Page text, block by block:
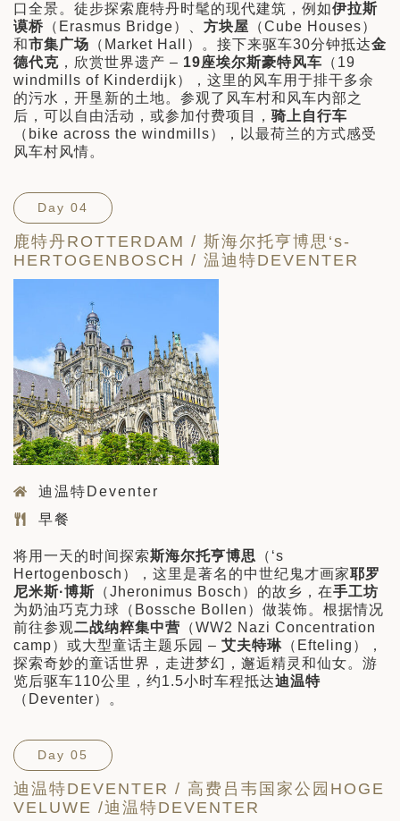
口全景。徒步探索鹿特丹时髦的现代建筑，例如伊拉斯
谟桥 （Erasmus Bridge）、 方块屋 （Cube Houses）
和市集广场 （Market Hall）。接下来驱车30分钟抵达金
德代克 ，欣赏世界遗产 – 19座埃尔斯豪特风车 （19
windmills of Kinderdijk），这里的风车用于排干多余
的污水，开垦新的土地。参观了风车村和风车内部之
后，可以自由活动，或参加付费项目， 骑上自行车
（bike across the windmills），以最荷兰的方式感受
风车村风情。
Day 04
鹿特丹ROTTERDAM / 斯海尔托亨博思‘s-
HERTOGENBOSCH / 温迪特DEVENTER
迪温特Deventer
早餐
将用一天的时间探索斯海尔托亨博思
（‘s
Hertogenbosch），这里是著名的中世纪鬼才画家耶罗
尼米斯·博斯 （Jheronimus Bosch）的故乡，在手工坊
为奶油巧克力球（Bossche Bollen）做装饰。根据情况
前往参观二战纳粹集中营 （WW2 Nazi Concentration
camp）或大型童话主题乐园 – 艾夫特琳 （Efteling），
探索奇妙的童话世界，走进梦幻，邂逅精灵和仙女。游
览后驱车110公里，约1.5小时车程抵达迪温特
（Deventer）。
Day 05
迪温特DEVENTER / 高费吕韦国家公园HOGE
VELUWE /迪温特DEVENTER